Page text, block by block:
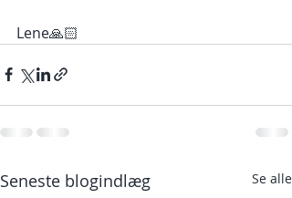
Lene🙏🏻
Seneste blogindlæg Se alle